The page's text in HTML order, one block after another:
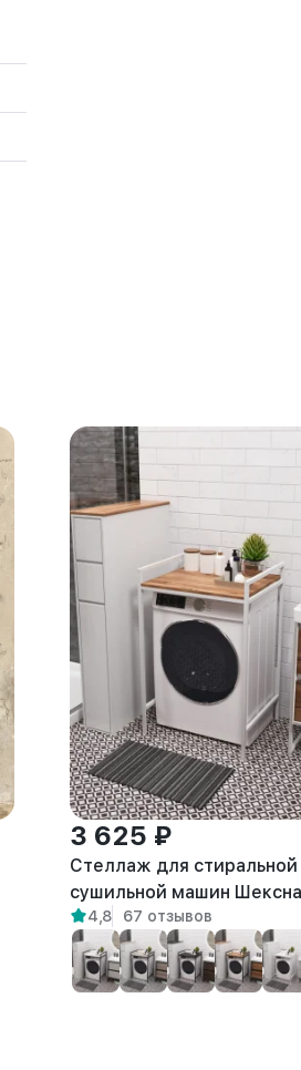
3 625 ₽
Стеллаж для стиральной
сушильной машин Шексна
белый/амаретто
4,8 67 отзывов